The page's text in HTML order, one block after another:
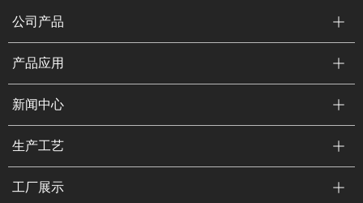
公司产品
产品应用
新闻中心
生产工艺
工厂展示